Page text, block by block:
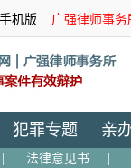
手机版 广强律师事
犯罪专题 亲
法律意见书